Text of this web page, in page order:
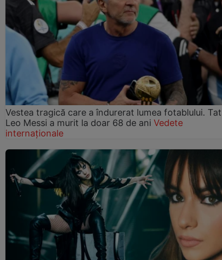
Vestea tragică care a îndurerat lumea fotablului.
Leo Messi a murit la doar 68 de ani Vedete
internaționale